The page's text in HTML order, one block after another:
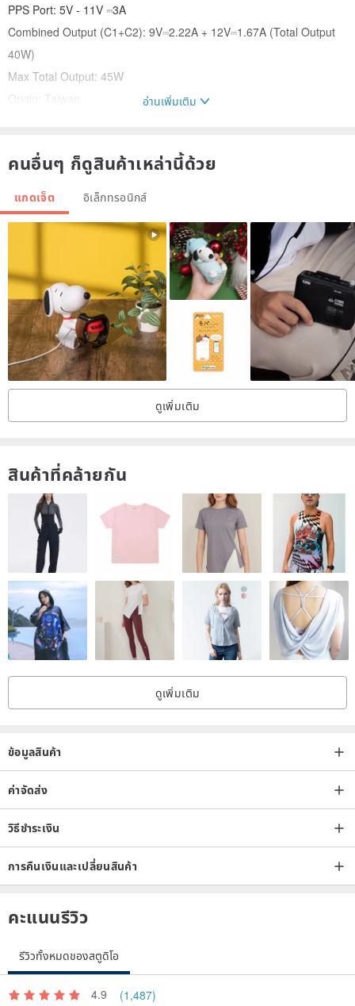
PPS Port: 5V - 11V ⎓3A
Combined Output (C1+C2): 9V⎓2.22A + 12V⎓1.67A (Total Output
40W)
Max Total Output: 45W
Origin: Taiwan
Fast Charging | 45W high power for quicker charging.
simultaneously.
Safe to Use | Four major safety protections ensure your devices
are safe even with fast charging.
Compact Size | Foldable plug prongs for a lightweight and space-
saving design.
High Compatibility | Supports fast charging for various devices and
use cases.
Easy Identification | A blue indicator light shows when charging is in
progress.
alcohol or bleach.
⦿ Avoid exposure to extreme conditions such as high
temperatures or humidity.
Product Notes:
⦿ Product colors may vary slightly due to differences in screen
settings and resolution; please refer to the actual product for color
accuracy.
⦿ The design and color scheme of this product have been
approved by the manufacturer and are protected by design
copyright. Customization of patterns or casing colors is not
อ่านเพิ่มเติม
คนอื่นๆ ก็ดูสินค้าเหล่านี้ด้วย
แกดเจ็ต อิเล็กทรอนิกส์
ดูเพิ่มเติม
สินค้าที่คล้ายกัน
ดูเพิ่มเติม
ข้อมูลสินค้า
ค่าจัดส่ง
วิธีชำระเงิน
การคืนเงินและเปลี่ยนสินค้า
คะแนนรีวิว
รีวิวทั้งหมดของสตูดิโอ
4.9 (1,487)